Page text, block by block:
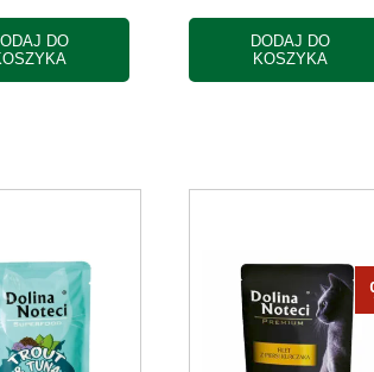
DO
DODAJ DO
KOSZYKA